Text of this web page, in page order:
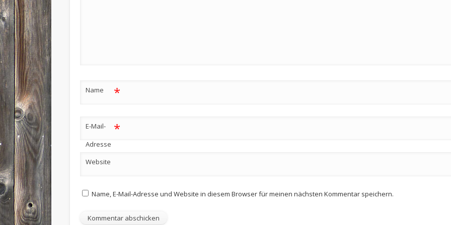
Name *
E-Mail-
Adresse
*
Website
Name, E-Mail-Adresse und Website in diesem Browser für meinen nächsten Kommentar speichern.